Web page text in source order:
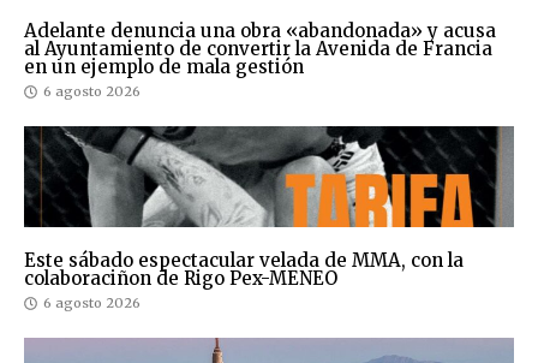
Adelante denuncia una obra «abandonada» y acusa
al Ayuntamiento de convertir la Avenida de Francia
en un ejemplo de mala gestión
6 agosto 2026
Este sábado espectacular velada de MMA, con la
colaboraciñon de Rigo Pex-MENEO
6 agosto 2026